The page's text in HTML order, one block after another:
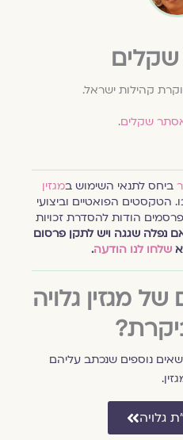
קהילות ישראל.
שקלים.
לתנאי השימוש ב מגזין
הפואטיים וביצועי
הודות להסדרת זכויות
נפלה שגגה ויש לתקן פרסום
שלחו לנו הודעה.
מגזין גלויה
נוספים שנכתב עליהם
גלויה